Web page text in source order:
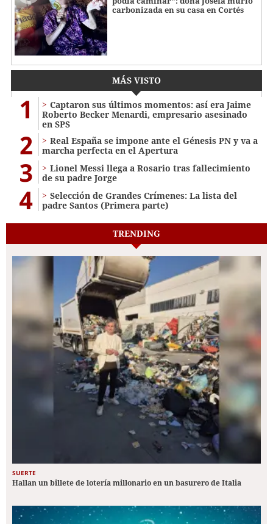
carbonizada en su casa en Cortés
MÁS VISTO
1
Captaron sus últimos momentos: así era Jaime
Roberto Becker Menardi​​​, empresario asesinado
en SPS
2
Real España se impone ante el Génesis PN y va a
marcha perfecta en el Apertura
3
Lionel Messi llega a Rosario tras fallecimiento
de su padre Jorge
4
Selección de Grandes Crímenes: La lista del
padre Santos (Primera parte)
TRENDING
SUERTE
Hallan un billete de lotería millonario en un basurero de Italia